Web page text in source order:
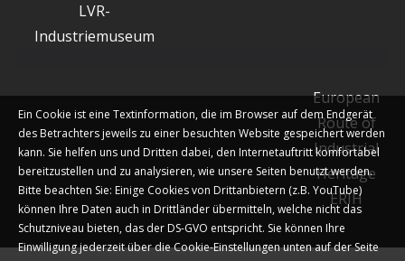
LVR-
Industriemuseum
European
Route of
Industrial
Heritage
ERIH
Ein Cookie ist eine Textinformation, die im Browser auf dem Endgerät
des Betrachters jeweils zu einer besuchten Website gespeichert werden
kann. Sie helfen uns und Dritten dabei, den Internetauftritt komfortabel
bereitzustellen und zu analysieren, wie unsere Seiten benutzt werden.
Bitte beachten Sie: Einige Cookies von Drittanbietern (z.B. YouTube)
können Ihre Daten auch in Drittländer übermitteln, welche nicht das
Schutzniveau bieten, das der DS-GVO entspricht. Sie können Ihre
Einwilligung jederzeit über die Cookie-Einstellungen unten auf der Seite